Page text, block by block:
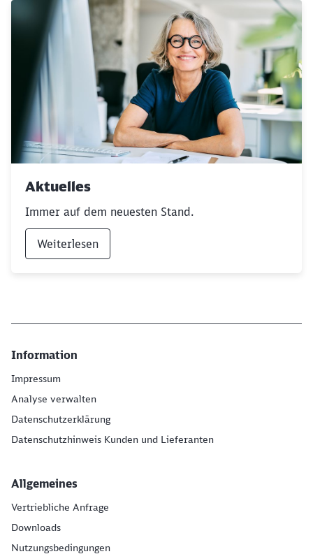
Aktuelles
Immer auf dem neuesten Stand.
Weiterlesen
Information
Impressum
Analyse verwalten
Datenschutzerklärung
Datenschutzhinweis Kunden und Lieferanten
Allgemeines
Vertriebliche Anfrage
Downloads
Nutzungsbedingungen
Möchten Sie zu weitergeleitet
werden?
Abbrechen Weiter